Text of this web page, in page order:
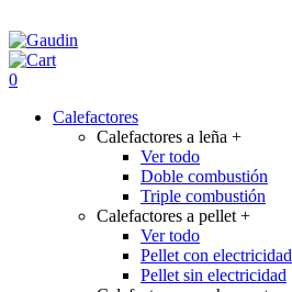
0
Calefactores
Calefactores a leña +
Ver todo
Doble combustión
Triple combustión
Calefactores a pellet +
Ver todo
Pellet con electricidad
Pellet sin electricidad